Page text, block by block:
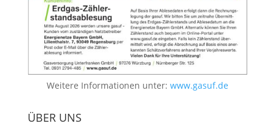
Weitere Informationen unter: www.gasuf.de
ÜBER UNS